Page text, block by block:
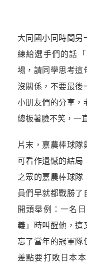
大同國小同時間另
練給選手們的話
場，請同學思考這
沒關係，不要最後
小朋友們的分享，
總板著臉不笑，一
片末，嘉農棒球隊
可看作遺憾的結局
之眾的嘉農棒球隊
員們早就都戰勝了
開頭舉例：一名
義」時叫醒他，這
忘了當年的冠軍隊
差點要打敗日本